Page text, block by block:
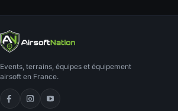
Events, terrains, équipes et équipement
airsoft en France.
Facebook
Instagram
YouTube